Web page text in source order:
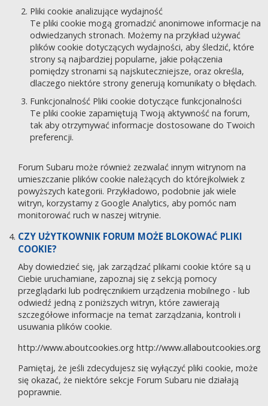
Pliki cookie analizujące wydajność
Te pliki cookie mogą gromadzić anonimowe informacje na
odwiedzanych stronach. Możemy na przykład używać
plików cookie dotyczących wydajności, aby śledzić, które
strony są najbardziej popularne, jakie połączenia
pomiędzy stronami są najskuteczniejsze, oraz określa,
dlaczego niektóre strony generują komunikaty o błędach.
Funkcjonalność Pliki cookie dotyczące funkcjonalności
Te pliki cookie zapamiętują Twoją aktywność na forum,
tak aby otrzymywać informacje dostosowane do Twoich
preferencji.
Forum Subaru może również zezwalać innym witrynom na
umieszczanie plików cookie należących do którejkolwiek z
powyższych kategorii. Przykładowo, podobnie jak wiele
witryn, korzystamy z Google Analytics, aby pomóc nam
monitorować ruch w naszej witrynie.
CZY UŻYTKOWNIK FORUM MOŻE BLOKOWAĆ PLIKI
COOKIE?
Aby dowiedzieć się, jak zarządzać plikami cookie które są u
Ciebie uruchamiane, zapoznaj się z sekcją pomocy
przeglądarki lub podręcznikiem urządzenia mobilnego - lub
odwiedź jedną z poniższych witryn, które zawierają
szczegółowe informacje na temat zarządzania, kontroli i
usuwania plików cookie.
http://www.aboutcookies.org http://www.allaboutcookies.org
Pamiętaj, że jeśli zdecydujesz się wyłączyć pliki cookie, może
się okazać, że niektóre sekcje Forum Subaru nie działają
poprawnie.